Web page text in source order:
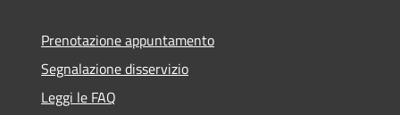
Prenotazione appuntamento
Segnalazione disservizio
Leggi le FAQ